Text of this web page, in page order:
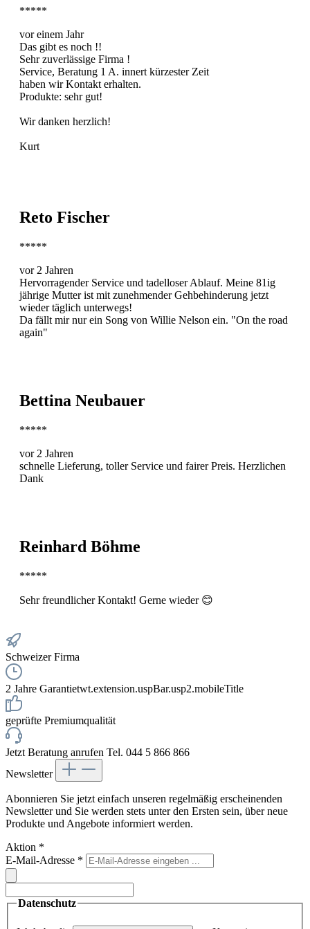
*****
vor einem Jahr
Das gibt es noch !!
Sehr zuverlässige Firma !
Service, Beratung 1 A. innert kürzester Zeit
haben wir Kontakt erhalten.
Produkte: sehr gut!
Wir danken herzlich!
Kurt
Reto Fischer
*****
vor 2 Jahren
Hervorragender Service und tadelloser Ablauf. Meine 81ig
jährige Mutter ist mit zunehmender Gehbehinderung jetzt
wieder täglich unterwegs!
Da fällt mir nur ein Song von Willie Nelson ein. "On the road
again"
Bettina Neubauer
*****
vor 2 Jahren
schnelle Lieferung, toller Service und fairer Preis. Herzlichen
Dank
Reinhard Böhme
*****
Sehr freundlicher Kontakt! Gerne wieder 😊
Schweizer Firma
2 Jahre Garantietwt.extension.uspBar.usp2.mobileTitle
geprüfte Premiumqualität
Jetzt Beratung anrufen Tel. 044 5 866 866
Newsletter
Abonnieren Sie jetzt einfach unseren regelmäßig erscheinenden
Newsletter und Sie werden stets unter den Ersten sein, über neue
Produkte und Angebote informiert werden.
Aktion *
E-Mail-Adresse *
Datenschutz